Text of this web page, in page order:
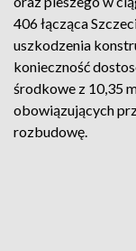
406 łącząca
uszkodzenia
konieczność
środkowe z 10,35
obowiązujących
rozbudowę.